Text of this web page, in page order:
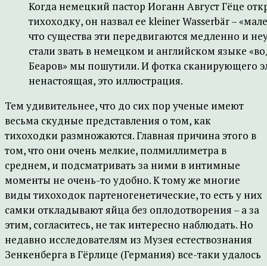
Когда немецкий пастор Иоганн Август Гёце
тихоходку, он назвал ее kleiner Wasserbär –
что существа эти передвигаются медленно и
стали звать в немецком и английском языке
Беаров» мы пошутили. И фотка сканирующего
ненастоящая, это иллюстрация.
Тем удивительнее, что до сих пор ученые имеют
весьма скудные представления о том, как
тихоходки размножаются. Главная причина этого в
том, что они очень мелкие, полмиллиметра в
среднем, и подсматривать за ними в интимные
моменты не очень-то удобно. К тому же многие
виды тихоходок партеногенетические, то есть у них
самки откладывают яйца без оплодотворения – а за
этим, согласитесь, не так интересно наблюдать. Но
недавно исследователям из Музея естествознания
Зенкенберга в Гёрлице (Германия) все-таки удалось